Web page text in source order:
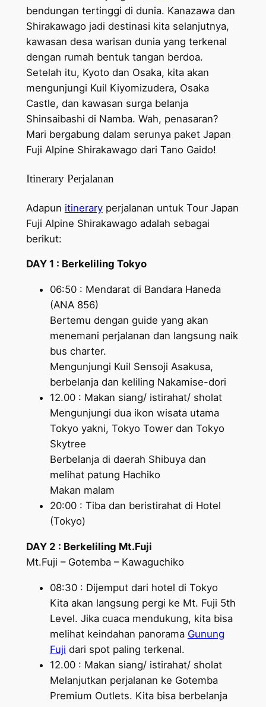
bendungan tertinggi di dunia. Kanazawa dan
Shirakawago jadi destinasi kita selanjutnya,
kawasan desa warisan dunia yang terkenal
dengan rumah bentuk tangan berdoa.
Setelah itu, Kyoto dan Osaka, kita akan
mengunjungi Kuil Kiyomizudera, Osaka
Castle, dan kawasan surga belanja
Shinsaibashi di Namba. Wah, penasaran?
Mari bergabung dalam serunya paket Japan
Fuji Alpine Shirakawago dari Tano Gaido!
Itinerary Perjalanan
Adapun itineraryperjalanan untuk Tour Japan
Fuji Alpine Shirakawago adalah sebagai
berikut:
DAY 1 : Berkeliling Tokyo
06:50 : Mendarat di Bandara Haneda
(ANA 856)
Bertemu dengan guide yang akan
menemani perjalanan dan langsung naik
bus charter.
Mengunjungi Kuil Sensoji Asakusa,
berbelanja dan keliling Nakamise-dori
12.00 : Makan siang/ istirahat/ sholat
Mengunjungi dua ikon wisata utama
Tokyo yakni, Tokyo Tower dan Tokyo
Skytree
Berbelanja di daerah Shibuya dan
melihat patung Hachiko
Makan malam
20:00 : Tiba dan beristirahat di Hotel
(Tokyo)
DAY 2 : Berkeliling Mt.Fuji
Mt.Fuji – Gotemba – Kawaguchiko
08:30 : Dijemput dari hotel di Tokyo
Kita akan langsung pergi ke Mt. Fuji 5th
Level. Jika cuaca mendukung, kita bisa
melihat keindahan panorama Gunung
Fuji dari spot paling terkenal.
12.00 : Makan siang/ istirahat/ sholat
Melanjutkan perjalanan ke Gotemba
Premium Outlets. Kita bisa berbelanja